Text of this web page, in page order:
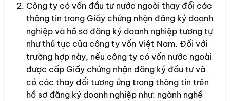
Công ty có vốn đầu tư nước ngoài thay đổi các
thông tin trong Giấy chứng nhận đăng ký doanh
nghiệp và hồ sơ đăng ký doanh nghiệp tương tự
như thủ tục của công ty vốn Việt Nam. Đối với
trường hợp này, nếu công ty có vốn nước ngoài
được cấp Giấy chứng nhận đăng ký đầu tư và
có các thay đổi tương ứng trong thông tin trên
hồ sơ đăng ký doanh nghiệp như: ngành nghề